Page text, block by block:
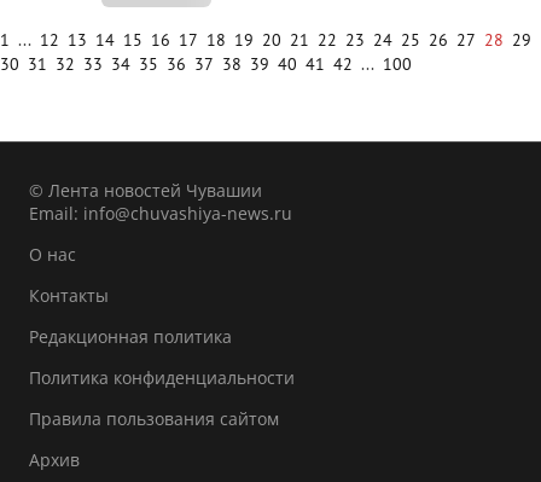
1 ... 12 13 14 15 16 17 18 19 20 21 22 23 24 25 26 27 28 29
30 31 32 33 34 35 36 37 38 39 40 41 42 ... 100
© Лента новостей Чувашии
Email: info@chuvashiya-news.ru
О нас
Контакты
Редакционная политика
Политика конфиденциальности
Правила пользования сайтом
Архив